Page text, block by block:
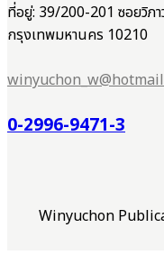
ที่อยู่: 39/200-201 ซอยวิภ
กรุงเทพมหานคร 10210
0-2996-9471-3
Winyuchon